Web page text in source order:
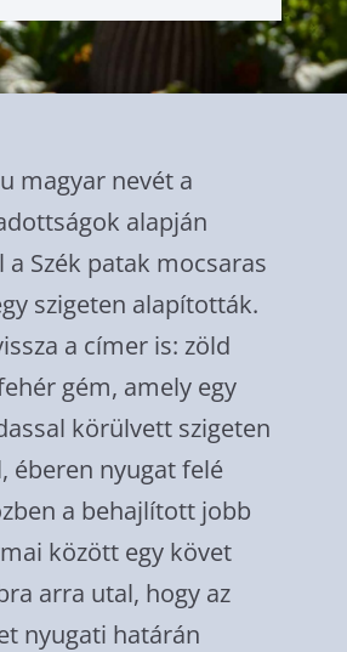
magyar nevét a
alapján
a Szék patak mocsaras
szigeten alapították.
a címer is: zöld
gém, amely egy
körülvett szigeten
éberen nyugat felé
a behajlított jobb
között egy követ
arra utal, hogy az
nyugati határán